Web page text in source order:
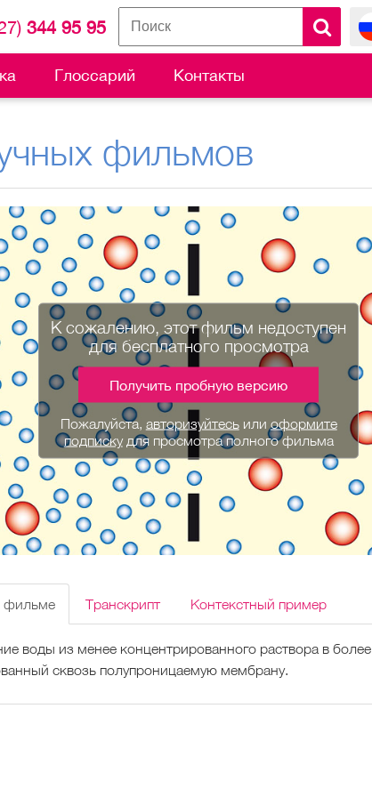
344 95 95
Глоссарий Контакты
фильмов
К сожалению, этот фильм недоступен
для бесплатного просмотра
Получить пробную версию
Пожалуйста, авторизуйтесьили оформите
подпискудля просмотра полного фильма
фильме Транскрипт Контекстный пример
воды из менее концентрированного раствора в более
сквозь полупроницаемую мембрану.